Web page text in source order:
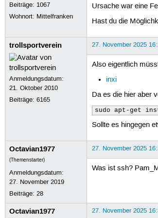
Beiträge: 1067
Wohnort: Mittelfranken
Ursache war eine
Hast du die
trollsportverein
Anmeldungsdatum:
21. Oktober 2010
Beiträge:6165
27. November 2025
Also eigentlich
inxi
Da es die hier aber
sudo apt-get
Sollte es hingegen
Octavian1977
(Themenstarter)
Anmeldungsdatum:
27. November 2019
Beiträge:28
27. November 2025
Was ist ssh?
Octavian1977 27. November 2025